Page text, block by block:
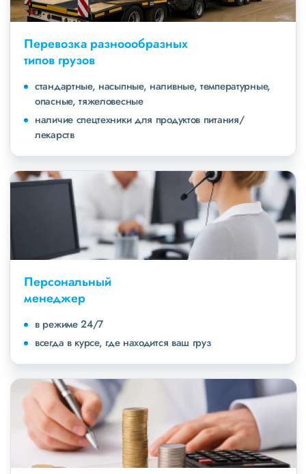
Перевозка разноообразных
типов грузов
стандартные, насыпные, наливные, температурные,
опасные, тяжеловесные
наличие спецтехники для продуктов питания/
лекарств
Персональный
менеджер
в режиме 24/7
всегда в курсе, где находится ваш груз